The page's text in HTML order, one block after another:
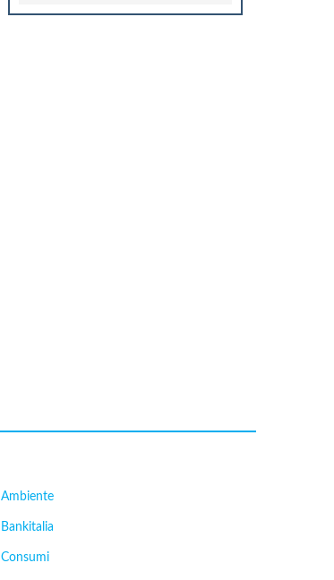
Ambiente
Bankitalia
Consumi